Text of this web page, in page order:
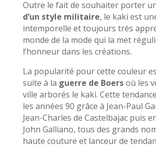
Outre le fait de souhaiter porter
d’un style militaire, le kaki est
intemporelle et toujours très
monde de la mode qui la met
l’honneur dans les créations.
La popularité pour cette couleur
suite à la guerre de Boersoù les
ville arborés le kaki. Cette
les années 90 grâce à Jean-Paul
Jean-Charles de Castelbajac puis
John Galliano, tous des grands
haute couture et lanceur de